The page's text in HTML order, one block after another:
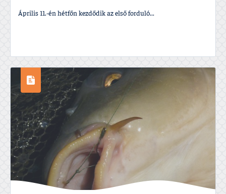
Április 11.-én hétfőn kezdődik az első forduló...